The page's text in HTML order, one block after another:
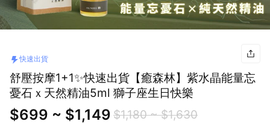
快速出貨
舒壓按摩1+1✨快速出貨【癒森林】紫水晶能量忘
憂石ｘ天然精油5ml 獅子座生日快樂
$699 ~ $1,149 $1,180 ~ $1,630